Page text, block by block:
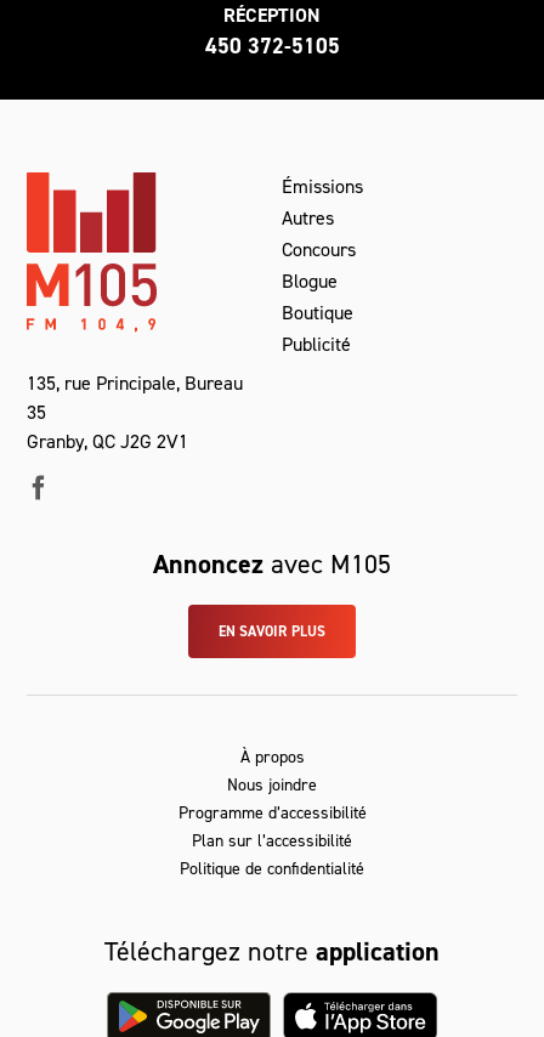
RÉCEPTION
450 372-5105
135, rue Principale, Bureau
35
Granby, QC J2G 2V1
Émissions
Autres
Concours
Blogue
Boutique
Publicité
Annoncez avec M105
EN SAVOIR PLUS
À propos
Nous joindre
Programme d’accessibilité
Plan sur l’accessibilité
Politique de confidentialité
Téléchargez notre application